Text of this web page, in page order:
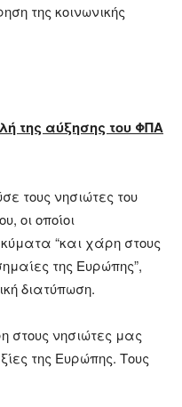
της κοινωνικής
της αύξησης του ΦΠΑ
τους νησιώτες του
οι οποίοι
“και χάρη στους
της Ευρώπης”,
διατύπωση.
στους νησιώτες μας
της Ευρώπης. Τους